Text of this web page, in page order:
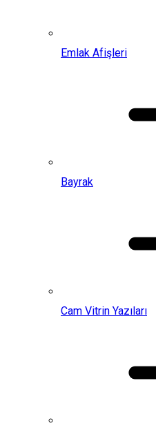
Emlak Afişleri
Bayrak
Cam Vitrin Yazıları